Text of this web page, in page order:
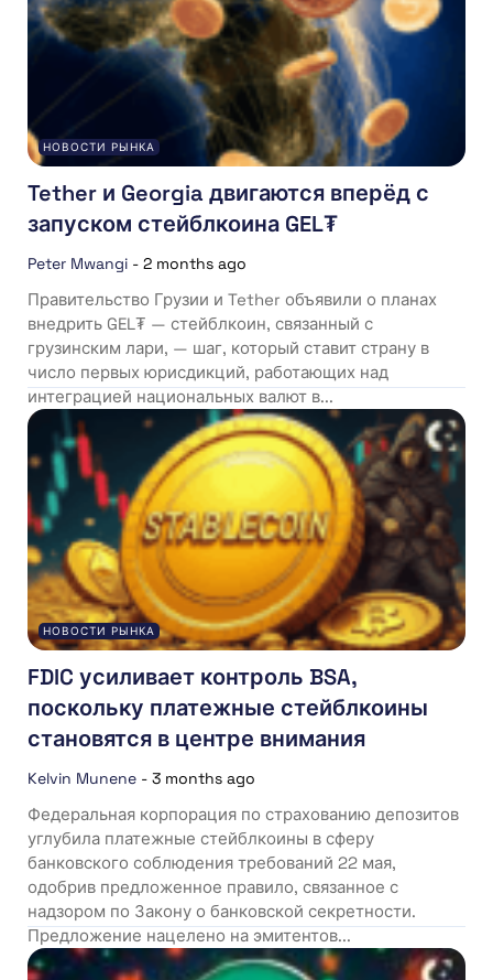
НОВОСТИ РЫНКА
Tether и Georgia двигаются вперёд с
запуском стейблкоина GEL₮
Peter Mwangi - 2 months ago
Правительство Грузии и Tether объявили о планах
внедрить GEL₮ — стейблкоин, связанный с
грузинским лари, — шаг, который ставит страну в
число первых юрисдикций, работающих над
интеграцией национальных валют в...
НОВОСТИ РЫНКА
FDIC усиливает контроль BSA,
поскольку платежные стейблкоины
становятся в центре внимания
Kelvin Munene - 3 months ago
Федеральная корпорация по страхованию депозитов
углубила платежные стейблкоины в сферу
банковского соблюдения требований 22 мая,
одобрив предложенное правило, связанное с
надзором по Закону о банковской секретности.
Предложение нацелено на эмитентов...